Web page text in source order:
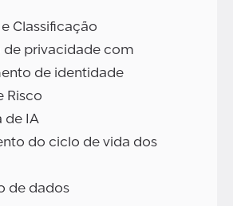
Classificação
privacidade com
de identidade
Risco
de IA
do ciclo de vida dos
de dados